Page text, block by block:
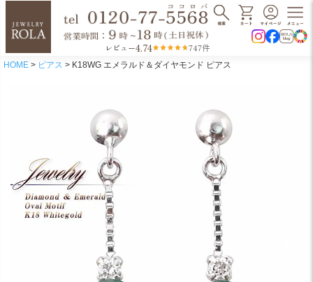
レビュー4.74 747件
HOME ピアス K18WG エメラルド＆ダイヤモンド ピアス